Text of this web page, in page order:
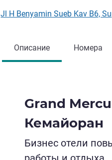
Jl H Benyamin Sueb Kav B6,
Описание Номера
Grand
Кемайоран
Бизнес отели